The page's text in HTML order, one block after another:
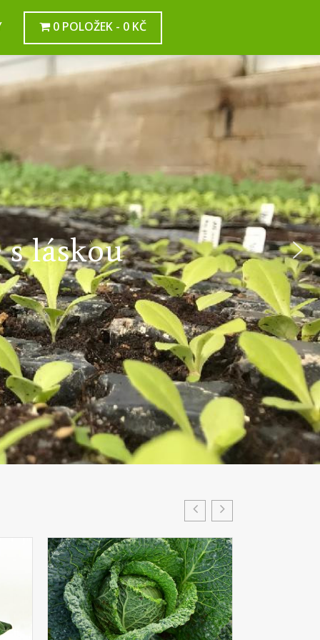
0 POLOŽEK 0 KČ
trzích